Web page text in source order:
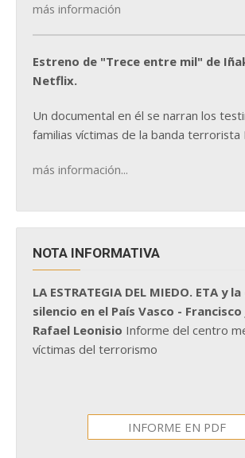
más información
Estreno de "Trece entre mil" de
Netflix.
Un documental en él se narran los
familias víctimas de la banda terrorista
más información...
NOTA INFORMATIVA
LA ESTRATEGIA DEL MIEDO. ETA y
silencio en el País Vasco - Francisco
Rafael Leonisio Informe del centro
víctimas del terrorismo
INFORME EN PDF